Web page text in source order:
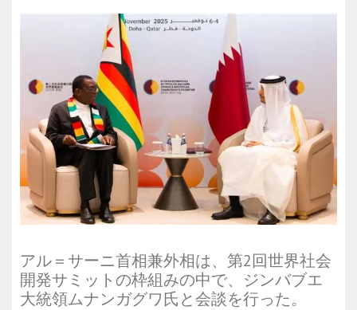
アル＝サーニ首相兼外相は、第2回世界社会
開発サミットの枠組みの中で、ジンバブエ
大統領ムナンガグワ氏と会談を行った。